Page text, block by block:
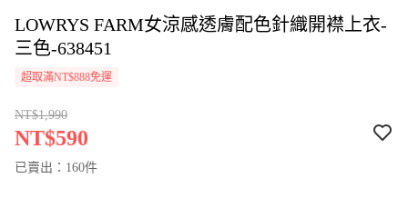
LOWRYS FARM女涼感透膚配色針織開襟上衣-
三色-638451
超取滿NT$888免運
NT$1,990
NT$590
已賣出：160件